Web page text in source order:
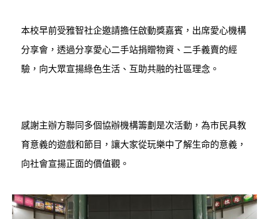
本校早前受雅智社企邀請擔任啟動獎嘉賓，出席愛心機構
分享會，透過分享愛心二手站捐贈物資、二手義賣的經
驗，向大眾宣揚綠色生活、互助共融的社區理念。
感謝主辦方聯同多個協辦機構籌劃是次活動，為市民具教
育意義的遊戲和節目，讓大家從玩樂中了解生命的意義，
向社會宣揚正面的價值觀。